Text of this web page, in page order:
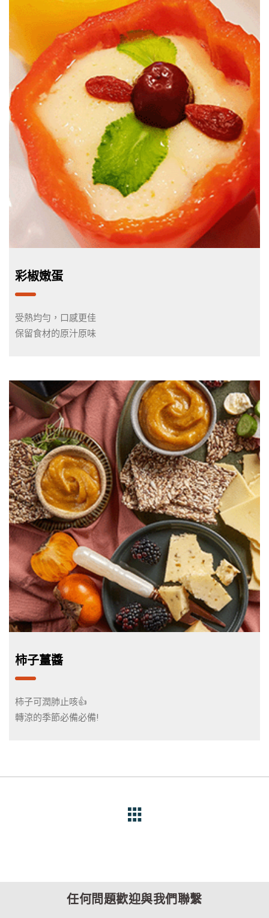
彩椒嫩蛋
受熱均勻，口感更佳
保留食材的原汁原味
柿子薑醬
柿子可潤肺止咳👍
轉涼的季節必備必備!
任何問題歡迎與我們聯繫